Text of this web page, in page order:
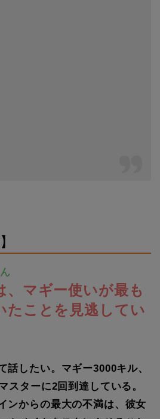
、マギー使いが最も
たことを見逃してい
話したい。マギー3000キル、
スターに2回到達している。
ンからの最大の不満は、彼女